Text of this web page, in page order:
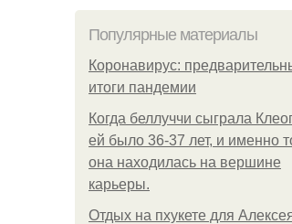
Популярные материалы
Коронавирус:
итоги пандемии
Когда беллуччи сыграла
ей было 36-37 лет, и именно
она находилась на вершине
карьеры.
Отдых на пхукете для